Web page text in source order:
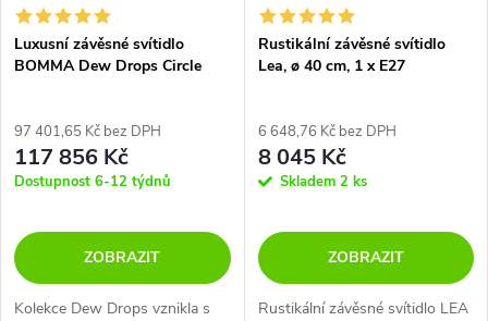
Luxusní závěsné svítidlo
BOMMA Dew Drops Circle
97 401,65 Kč bez DPH
117 856 Kč
Dostupnost 6-12 týdnů
ZOBRAZIT
Kolekce Dew Drops vznikla s
Rustikální závěsné svítidlo
Lea, ø 40 cm, 1 x E27
6 648,76 Kč bez DPH
8 045 Kč
Skladem 2 ks
ZOBRAZIT
Rustikální závěsné svítidlo LEA